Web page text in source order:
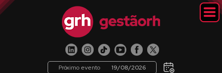
Próximo evento 19/08/2026